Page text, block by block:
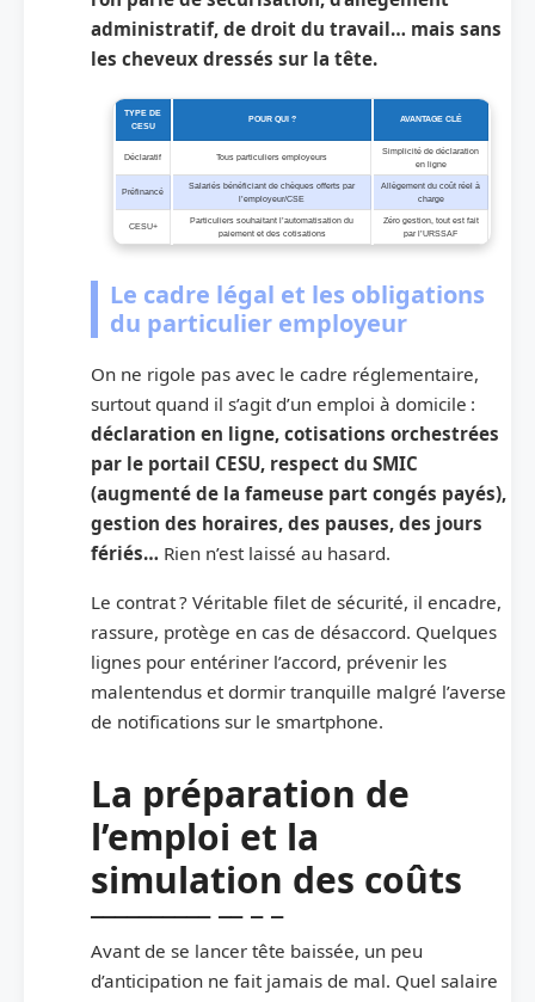
administratif, de droit du travail… mais sans
les cheveux dressés sur la tête.
TYPE DE
CESU
POUR QUI ? AVANTAGE CLÉ
Déclaratif Tous particuliers employeurs
Simplicité de déclaration
en ligne
Préfinancé
Salariés bénéficiant de chèques offerts par
l’employeur/CSE
Allègement du coût réel à
charge
CESU+
Particuliers souhaitant l’automatisation du
paiement et des cotisations
Zéro gestion, tout est fait
par l’URSSAF
Le cadre légal et les obligations
du particulier employeur
On ne rigole pas avec le cadre réglementaire,
surtout quand il s’agit d’un emploi à domicile :
déclaration en ligne, cotisations orchestrées
par le portail CESU, respect du SMIC
(augmenté de la fameuse part congés payés),
gestion des horaires, des pauses, des jours
fériés… Rien n’est laissé au hasard.
Le contrat ? Véritable filet de sécurité, il encadre,
rassure, protège en cas de désaccord. Quelques
lignes pour entériner l’accord, prévenir les
malentendus et dormir tranquille malgré l’averse
de notifications sur le smartphone.
La préparation de
l’emploi et la
simulation des coûts
Avant de se lancer tête baissée, un peu
d’anticipation ne fait jamais de mal. Quel salaire